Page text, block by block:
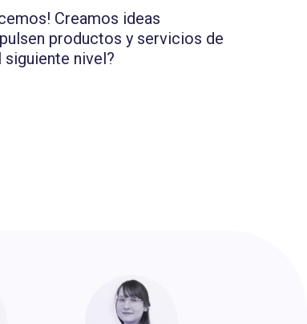
Creamos ideas
productos y servicios de
nivel?